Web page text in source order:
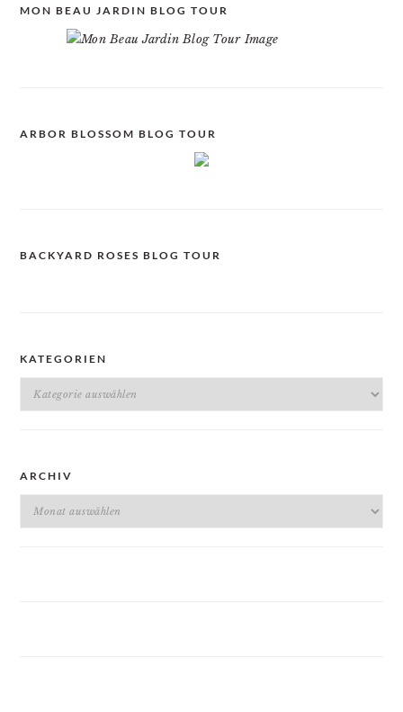
MON BEAU JARDIN BLOG TOUR
ARBOR BLOSSOM BLOG TOUR
BACKYARD ROSES BLOG TOUR
KATEGORIEN
Kategorien
ARCHIV
Archiv